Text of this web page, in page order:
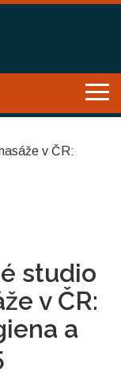
v ČR:
studio
v ČR:
a